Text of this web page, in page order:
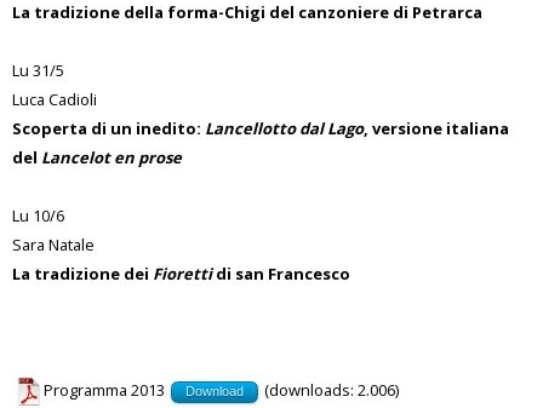
La tradizione della forma-Chigi del canzoniere di Petrarca
Lu 31/5
Luca Cadioli
Scoperta di un inedito: Lancellotto dal Lago, versione italiana
del Lancelot en prose
Lu 10/6
Sara Natale
La tradizione dei Fiorettidi san Francesco
Programma 2013 Download (downloads: 2.006)